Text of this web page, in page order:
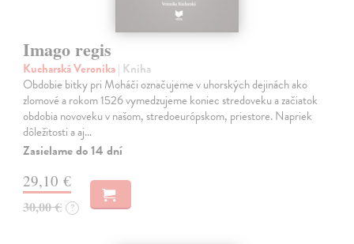
Imago regis
Kucharská Veronika| Kniha
Obdobie bitky pri Moháči označujeme v uhorských dejinách ako
zlomové a rokom 1526 vymedzujeme koniec stredoveku a začiatok
obdobia novoveku v našom, stredoeurópskom, priestore. Napriek
dôležitosti a aj…
Zasielame do 14 dní
29,10 €
30,00 € ?